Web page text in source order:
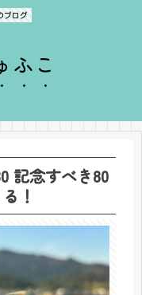
ブログ
ふこ
記念すべき80
！